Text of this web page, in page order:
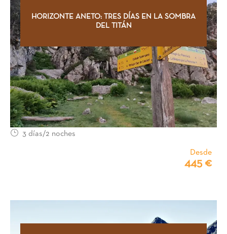
HORIZONTE ANETO: TRES DÍAS EN LA SOMBRA
DEL TITÁN
3 días/2 noches
Desde
445 €